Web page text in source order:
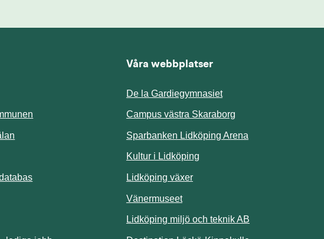
Länk till annan webbplats.
till annan webbplats.
Länk till annan webbplats.
webbplats.
Våra webbplatser
De la Gardiegymnasiet
Campus västra Skaraborg
Sparbanken Lidköping Arena
Kultur i Lidköping
Lidköping växer
Vänermuseet
Lidköping miljö och teknik AB